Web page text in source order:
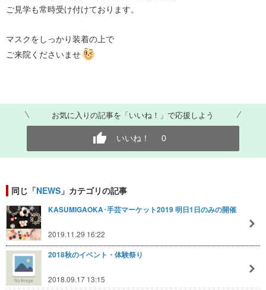
ご見学も常時受け付けております。
マスクをしっかり装着の上で
ご来院くださいませ
お気に入りの記事を「いいね！」で応援しよう
いいね！ 0
同じ「NEWS 」カテゴリの記事
KASUMIGAOKA･手芸マーケット2019 明日1日のみの開催
2019.11.29 16:22
2018秋のイベント・体験祭り
2018.09.17 13:15